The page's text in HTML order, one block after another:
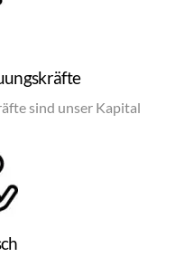
sind unser Kapital